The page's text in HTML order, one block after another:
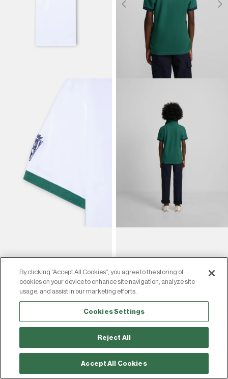
By clicking “Accept All Cookies”, you agree to the storing of
cookies on your device to enhance site navigation, analyze site
usage, and assist in our marketing efforts.
Cookies Settings
Reject All
Accept All Cookies